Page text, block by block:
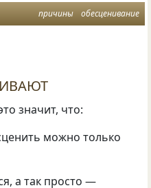
причины обесценивание
значит, что:
можно только
а так просто —